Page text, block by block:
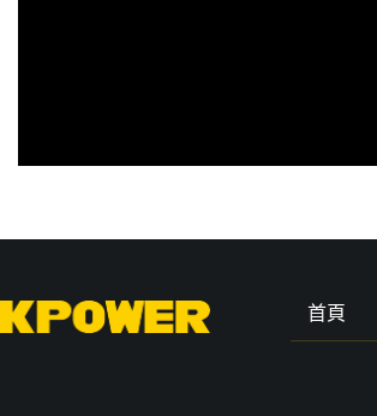
首頁